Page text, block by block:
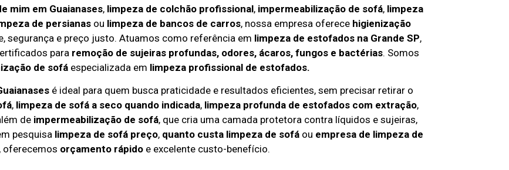
mim em Guaianases, limpeza de colchão profissional, impermeabilização de sofá, limpeza
de persianas ou limpeza de bancos de carros, nossa empresa oferece higienização
segurança e preço justo. Atuamos como referência em limpeza de estofados na Grande SP,
para remoção de sujeiras profundas, odores, ácaros, fungos e bactérias. Somos
de sofá especializada em limpeza profissional de estofados.
é ideal para quem busca praticidade e resultados eficientes, sem precisar retirar o
, limpeza de sofá a seco quando indicada, limpeza profunda de estofados com extração,
de impermeabilização de sofá, que cria uma camada protetora contra líquidos e sujeiras,
pesquisa limpeza de sofá preço, quanto custa limpeza de sofá ou empresa de limpeza de
, oferecemos orçamento rápido e excelente custo-benefício.